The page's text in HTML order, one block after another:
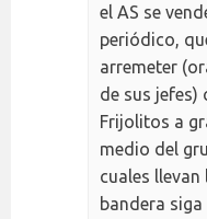
el AS se
periódico,
arremeter
de sus jefes)
Frijolitos a
medio del
cuales
bandera